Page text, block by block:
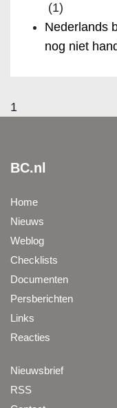
(1)
Nederlands
nog niet
1
BC.nl
Home
Nieuws
Weblog
Checklists
Documenten
Persberichten
Links
Reacties
Nieuwsbrief
RSS